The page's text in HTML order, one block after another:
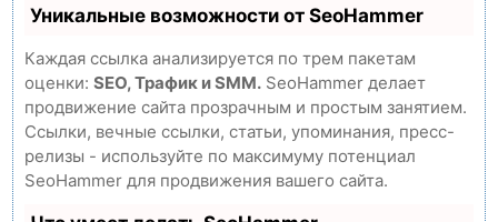
Уникальные возможности от SeoHammer
Каждая ссылка анализируется по трем пакетам
оценки: SEO, Трафик и SMM. SeoHammer делает
продвижение сайта прозрачным и простым занятием.
Ссылки, вечные ссылки, статьи, упоминания, пресс-
релизы - используйте по максимуму потенциал
SeoHammer для продвижения вашего сайта.